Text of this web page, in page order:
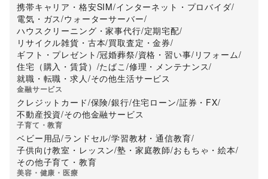
携帯キャリア・格安SIM/インターネット・プロバイダ/
電気・ガス/ウォーターサーバー/
ハウスクリーニング・家事代行/定期宅配/
リサイクル雑貨・古本/買取査定・金券/
ギフト・プレゼント /冠婚葬祭/資格・習い事/ リフォーム/
住宅（購入・賃貸） /たばこ /修理・メンテナンス/
就職・転職・求人/その他生活サービス
金融サービス
クレジットカード/保険/銀行/住宅ローン/証券・FX/
不動産投資/その他金融サービス
子育て・教育
ベビー用品/ランドセル/学習教材・通信教育/
子供向け教室・レッスン/塾・家庭教師/おもちゃ・絵本/
その他子育て・教育
美容・健康・医療